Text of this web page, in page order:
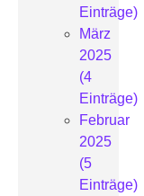
Einträge)
März
2025
(4
Einträge)
Februar
2025
(5
Einträge)